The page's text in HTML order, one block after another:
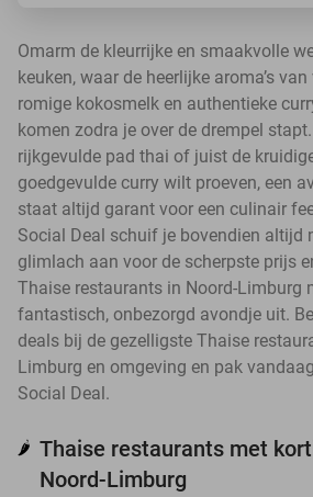
Omarm de kleurrijke en smaakvolle
keuken, waar de heerlijke aroma’s
romige kokosmelk en authentieke
komen zodra je over de drempel
rijkgevulde pad thai of juist de
goedgevulde curry wilt proeven, een
staat altijd garant voor een culinair
Social Deal schuif je bovendien altijd
glimlach aan voor de scherpste prijs
Thaise restaurants in Noord-Limburg
fantastisch, onbezorgd avondje uit.
deals bij de gezelligste Thaise
Limburg en omgeving en pak
Social Deal.
🌶️ Thaise restaurants met
Noord-Limburg